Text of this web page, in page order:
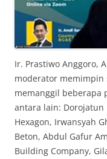
Ir. Prastiwo Anggoro,
moderator memimpin
memanggil beberapa
antara lain: Dorojatun
Hexagon, Irwansyah
Beton, Abdul Gafur
Building Company,